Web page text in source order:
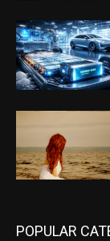
POPULAR